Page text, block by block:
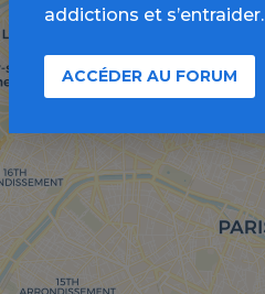
addictions et s’entraider.
ACCÉDER AU FORUM